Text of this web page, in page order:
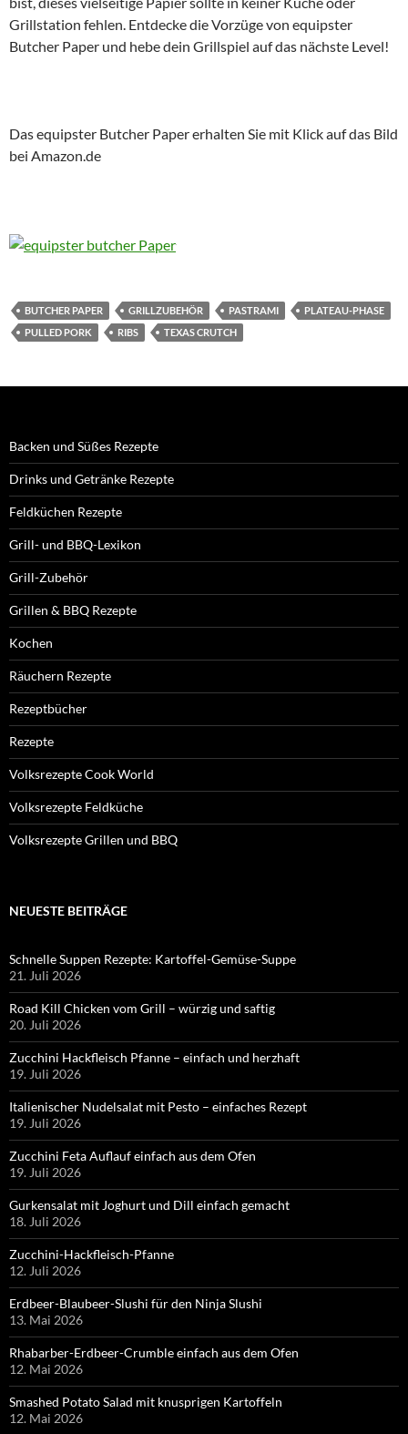
Grillstation fehlen. Entdecke die Vorzüge von equipster
Butcher Paper und hebe dein Grillspiel auf das nächste Level!
Das equipster Butcher Paper erhalten Sie mit Klick auf das Bild
bei Amazon.de
BUTCHER PAPER GRILLZUBEHÖR PASTRAMI
PLATEAU-PHASE
PULLED PORK
RIBS TEXAS CRUTCH
Backen und Süßes Rezepte
Drinks und Getränke Rezepte
Feldküchen Rezepte
Grill- und BBQ-Lexikon
Grill-Zubehör
Grillen & BBQ Rezepte
Kochen
Räuchern Rezepte
Rezeptbücher
Rezepte
Volksrezepte Cook World
Volksrezepte Feldküche
Volksrezepte Grillen und BBQ
NEUESTE BEITRÄGE
Schnelle Suppen Rezepte: Kartoffel-Gemüse-Suppe
21. Juli 2026
Road Kill Chicken vom Grill – würzig und saftig
20. Juli 2026
Zucchini Hackfleisch Pfanne – einfach und herzhaft
19. Juli 2026
Italienischer Nudelsalat mit Pesto – einfaches Rezept
19. Juli 2026
Zucchini Feta Auflauf einfach aus dem Ofen
19. Juli 2026
Gurkensalat mit Joghurt und Dill einfach gemacht
18. Juli 2026
Zucchini-Hackfleisch-Pfanne
12. Juli 2026
Erdbeer-Blaubeer-Slushi für den Ninja Slushi
13. Mai 2026
Rhabarber-Erdbeer-Crumble einfach aus dem Ofen
12. Mai 2026
Smashed Potato Salad mit knusprigen Kartoffeln
12. Mai 2026